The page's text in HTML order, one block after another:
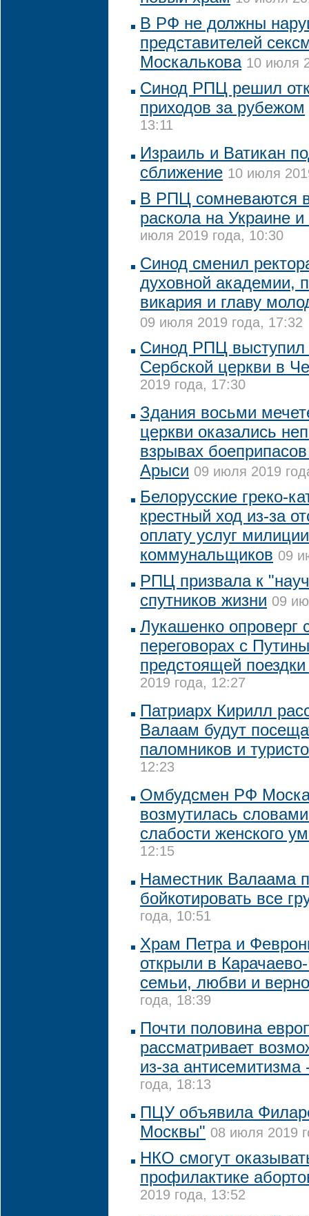
В РФ не должны
представителей
Москалькова 10 июля
Синод РПЦ решил
приходов за рубежом
13:11
Израиль и Ватикан
сближение 10 июля
В РПЦ сомневаются
раскола на Украине
июля 2019 года, 10:30
Синод сменил
духовной академии,
викария и главу
09 июля 2019 года, 17:32
Синод РПЦ выступил
Сербской церкви в
2019 года, 17:30
Здания восьми
церкви оказались
взрывах
Арыси 09 июля 2019
Белорусские греко-
крестный ход из-за
оплату услуг
коммунальщиков 09
РПЦ призвала к
спутников жизни 09
Лукашенко опроверг
переговорах с
предстоящей
2019 года, 12:27
Патриарх Кирилл
Валаам будут
паломников и
12:23
Омбудсмен РФ
возмутилась
слабости женского
12:15
Наместник Валаама
бойкотировать все
года, 10:51
Храм Петра и
открыли в
семьи, любви и
года, 18:39
Почти половина
рассматривает
из-за антисемитизма
года, 18:13
ПЦУ объявила
Москвы" 08 июля 2019
НКО смогут
профилактике
2019 года, 13:52